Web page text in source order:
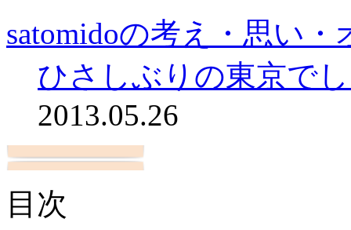
satomidoの考え・思い
ひさしぶりの東京で
2013.05.26
目次